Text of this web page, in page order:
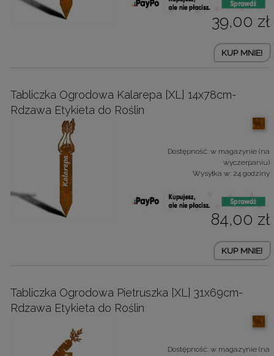
39,00 zł
KUP MNIE!
Tabliczka Ogrodowa Kalarepa [XL] 14x78cm-
Rdzawa Etykieta do Roślin
Dostępność: w magazynie (na
wyczerpaniu)
Wysyłka w: 24 godziny
84,00 zł
KUP MNIE!
Tabliczka Ogrodowa Pietruszka [XL] 31x69cm-
Rdzawa Etykieta do Roślin
Dostępność: w magazynie (na